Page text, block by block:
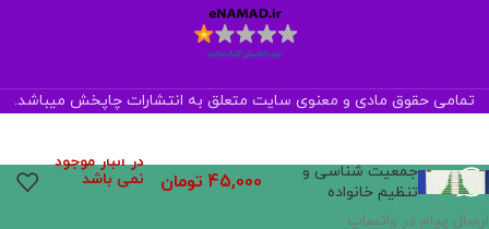
تمامی حقوق مادی و معنوی سایت متعلق به انتشارات چاپخش میباشد.
جمعیت شناسی و
تنظیم خانواده
45,000 تومان
در انبار موجود
نمی باشد